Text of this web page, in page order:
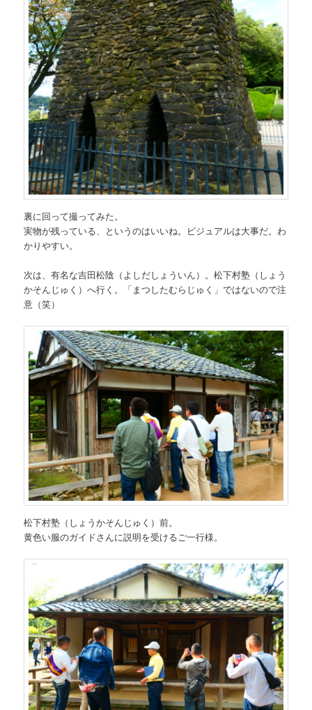
裏に回って撮ってみた。
実物が残っている、というのはいいね。ビジュアルは大事だ。わ
かりやすい。
次は、有名な吉田松陰（よしだしょういん）。松下村塾（しょう
かそんじゅく）へ行く。「まつしたむらじゅく」ではないので注
意（笑）
松下村塾（しょうかそんじゅく）前。
黄色い服のガイドさんに説明を受けるご一行様。